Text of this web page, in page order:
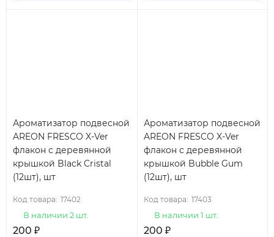
Ароматизатор подвесной
AREON FRESCO X-Ver
флакон с деревянной
крышкой Black Cristal
(12шт), шт
Код товара: 17402
В наличии 2 шт.
200 ₽
Ароматизатор подвесной
AREON FRESCO X-Ver
флакон с деревянной
крышкой Bubble Gum
(12шт), шт
Код товара: 17403
В наличии 1 шт.
200 ₽